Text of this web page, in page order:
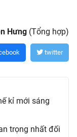
Hưng (Tổng hợp)
twitter
kỉ mới sáng
trọng nhất đối